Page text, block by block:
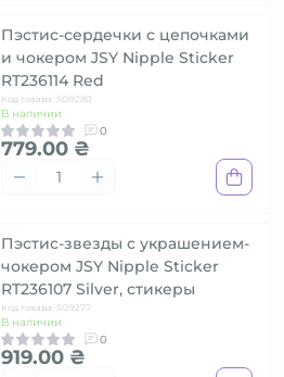
Пэстис-сердечки с цепочками
и чокером JSY Nipple Sticker
RT236114 Red
Код товара: SO9280
В наличии
0
779.00 ₴
Пэстис-звезды с украшением-
чокером JSY Nipple Sticker
RT236107 Silver, стикеры
Код товара: SO9277
В наличии
0
919.00 ₴